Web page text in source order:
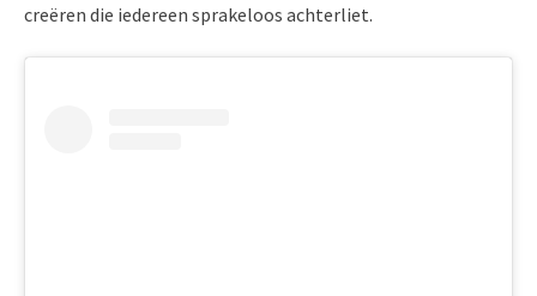
creëren die iedereen sprakeloos achterliet.